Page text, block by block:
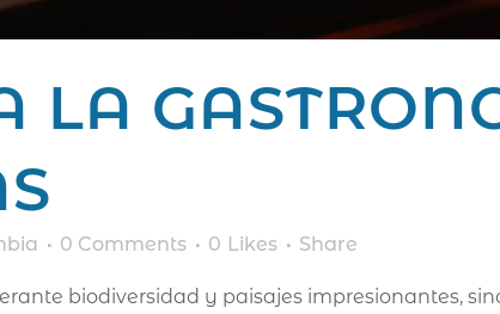
LA
0 Comments 0 Likes Share
biodiversidad y paisajes impresionantes,